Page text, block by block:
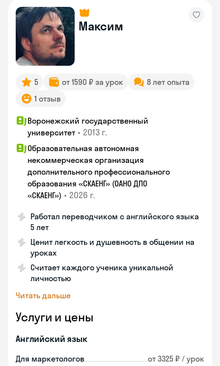
Максим
5 от 1590 ₽ за урок
8 лет опыта
1 отзыв
Воронежский государственный
университет • 2013 г.
Образовательная автономная
некоммерческая организация
дополнительного профессионального
образования «СКАЕНГ» (ОАНО ДПО
«СКАЕНГ») • 2026 г.
Работал переводчиком с английского языка
5 лет
Ценит легкость и душевность в общении на
уроках
Считает каждого ученика уникальной
личностью
Читать дальше
Услуги и цены
Английский язык
Для маркетологов от 3325 ₽ / урок